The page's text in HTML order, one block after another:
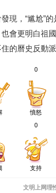
現，“尴尬”
會更明白祖
的曆史反動派
0
憤怒
0
支持